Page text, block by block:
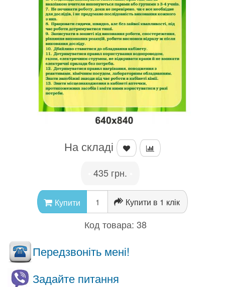
На складі
435 грн.
Купити Купити в 1 клік
Код товара: 38
Передзвоніть мені!
Задайте питання